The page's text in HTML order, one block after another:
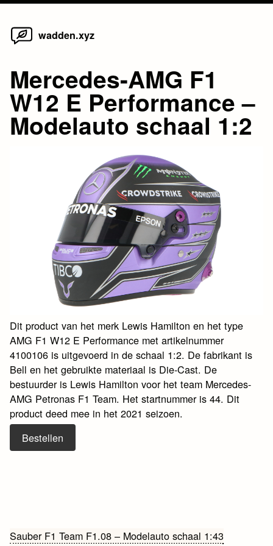
Skip
wadden.xyz
Mercedes-AMG F1
W12 E Performance –
Modelauto schaal 1:2
Dit product van het merk Lewis Hamilton en het type
AMG F1 W12 E Performance met artikelnummer
4100106 is uitgevoerd in de schaal 1:2. De fabrikant is
Bell en het gebruikte materiaal is Die-Cast. De
bestuurder is Lewis Hamilton voor het team Mercedes-
AMG Petronas F1 Team. Het startnummer is 44. Dit
product deed mee in het 2021 seizoen.
Bestellen
Bericht
Sauber F1 Team F1.08 – Modelauto schaal 1:43